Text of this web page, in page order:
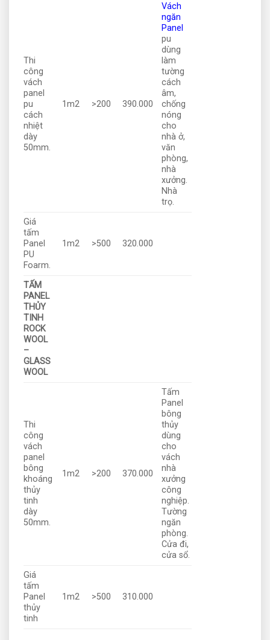
Thi
công
vách
panel
pu
cách
nhiệt
dày
50mm.
1m2 >200 390.000
Vách
ngăn
Panel
pu
dùng
làm
tường
cách
âm,
chống
nóng
cho
nhà ở,
văn
phòng,
nhà
xưởng.
Nhà
trọ.
Giá
tấm
Panel
PU
Foarm.
1m2 >500 320.000
TẤM
PANEL
THỦY
TINH
ROCK
WOOL
–
GLASS
WOOL
Thi
công
vách
panel
bông
khoáng
thủy
tinh
dày
50mm.
1m2 >200 370.000
Tấm
Panel
bông
thủy
dùng
cho
vách
nhà
xưởng
công
nghiệp.
Tường
ngăn
phòng.
Cửa đi,
cửa sổ.
Giá
tấm
Panel
thủy
tinh
1m2 >500 310.000